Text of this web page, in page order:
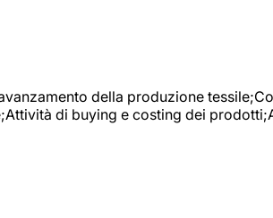
della produzione
di buying e costing dei